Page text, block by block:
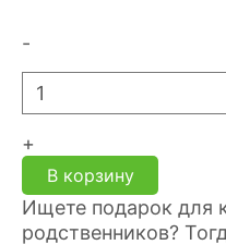
-
+
В корзину
Ищете подарок для
родственников?